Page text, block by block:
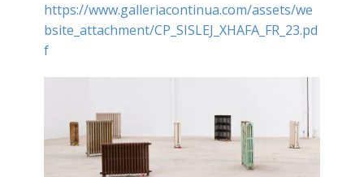
https://www.galleriacontinua.com/assets/we
bsite_attachment/CP_SISLEJ_XHAFA_FR_23.pd
f